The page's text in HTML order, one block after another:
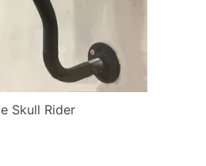
Skull Rider